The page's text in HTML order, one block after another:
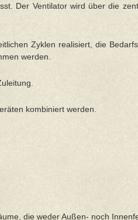
Der Ventilator wird über die
Zyklen realisiert, die
werden.
kombiniert werden.
die weder Außen- noch